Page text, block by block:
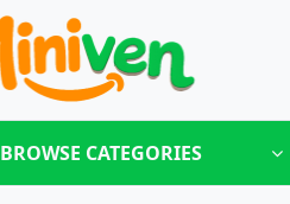
BROWSE CATEGORIES